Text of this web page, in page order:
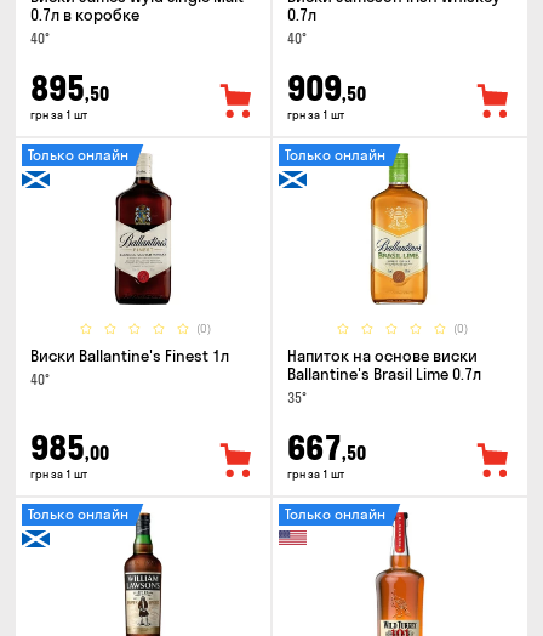
0.7л в коробке
40°
895,50
грн за 1 шт
0.7л
40°
909,50
грн за 1 шт
(0)
Только онлайн
Виски Ballantine's Finest 1л
40°
985,00
грн за 1 шт
(0)
Только онлайн
Напиток на основе виски
Ballantine's Brasil Lime 0.7л
35°
667,50
грн за 1 шт
Только онлайн Только онлайн